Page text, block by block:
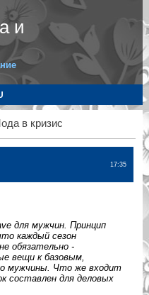
и
в кризис
17:35
для мужчин. Принцип
каждый сезон
обязательно -
вещи к базовым,
мужчины. Что же входит
составлен для деловых